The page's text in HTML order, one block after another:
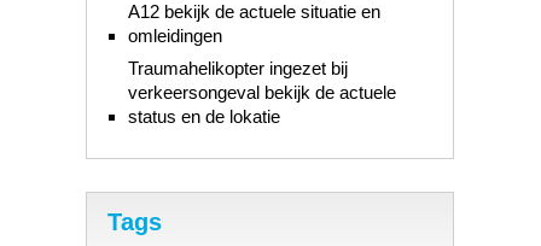
A12 bekijk de actuele situatie en
omleidingen
Traumahelikopter ingezet bij
verkeersongeval bekijk de actuele
status en de lokatie
Tags